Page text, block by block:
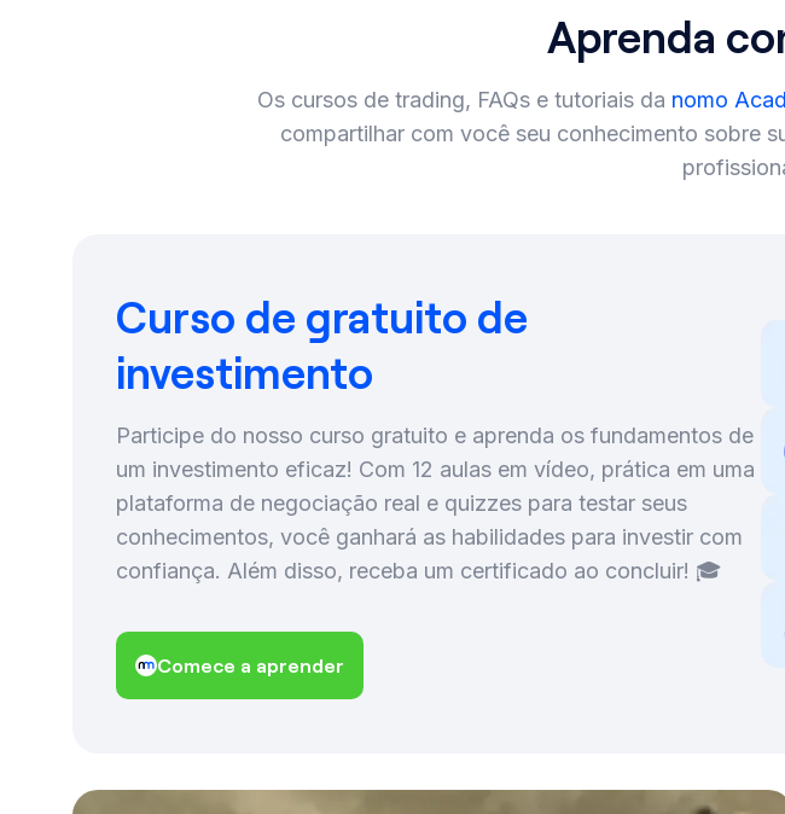
Aprenda
Os cursos de trading, FAQs e tutoriais da nomo
compartilhar com você seu conhecimento sobre
Curso de gratuito de
investimento
Participe do nosso curso gratuito e aprenda os fundamentos de
um investimento eficaz! Com 12 aulas em vídeo, prática em uma
plataforma de negociação real e quizzes para testar seus
conhecimentos, você ganhará as habilidades para investir com
confiança. Além disso, receba um certificado ao concluir! 🎓
Comece a aprender